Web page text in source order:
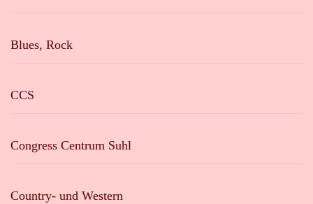
Blues, Rock
CCS
Congress Centrum Suhl
Country- und Western